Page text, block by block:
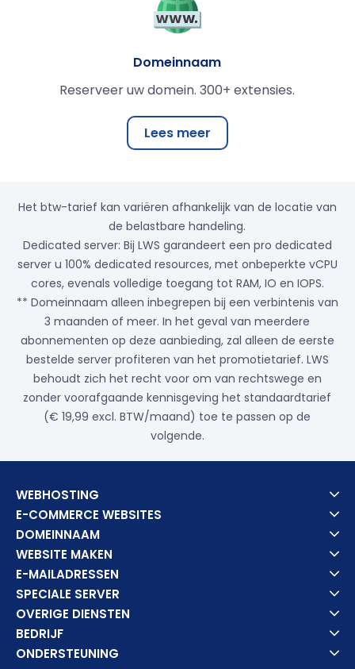
Domeinnaam
Reserveer uw domein. 300+ extensies.
Lees meer
Het btw-tarief kan variëren afhankelijk van de locatie van
de belastbare handeling.
Dedicated server: Bij LWS garandeert een pro dedicated
server u 100% dedicated resources, met onbeperkte vCPU
cores, evenals volledige toegang tot RAM, IO en IOPS.
** Domeinnaam alleen inbegrepen bij een verbintenis van
3 maanden of meer. In het geval van meerdere
abonnementen op deze aanbieding, zal alleen de eerste
bestelde server profiteren van het promotietarief. LWS
behoudt zich het recht voor om van rechtswege en
zonder voorafgaande kennisgeving het standaardtarief
(€ 19,99 excl. BTW/maand) toe te passen op de
volgende.
WEBHOSTING
E-COMMERCE WEBSITES
DOMEINNAAM
WEBSITE MAKEN
E-MAILADRESSEN
SPECIALE SERVER
OVERIGE DIENSTEN
BEDRIJF
ONDERSTEUNING